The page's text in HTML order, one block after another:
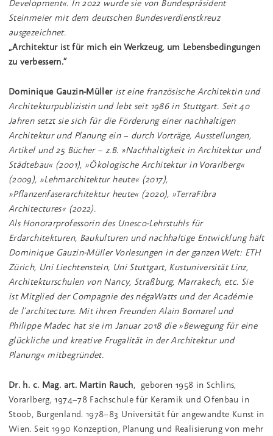
Development«. In 2022 wurde sie von Bundespräsident
Steinmeier mit dem deutschen Bundesverdienstkreuz
ausgezeichnet.
„Architektur ist für mich ein Werkzeug, um Lebensbedingungen
zu verbessern.“
Dominique Gauzin-Müllerist eine französische Architektin und
Architekturpublizistin und lebt seit 1986 in Stuttgart. Seit 40
Jahren setzt sie sich für die Förderung einer nachhaltigen
Architektur und Planung ein − durch Vorträge, Ausstellungen,
Artikel und 25 Bücher − z.B. »Nachhaltigkeit in Architektur und
Städtebau« (2001), »Ökologische Architektur in Vorarlberg«
(2009), »Lehmarchitektur heute« (2017),
»Pflanzenfaserarchitektur heute« (2020), »TerraFibra
Architectures« (2022).
Als Honorarprofessorin des Unesco-Lehrstuhls für
Erdarchitekturen, Baukulturen und nachhaltige Entwicklung hält
Dominique Gauzin-Müller Vorlesungen in der ganzen Welt: ETH
Zürich, Uni Liechtenstein, Uni Stuttgart, Kustuniversität Linz,
Architekturschulen von Nancy, Straßburg, Marrakech, etc. Sie
ist Mitglied der Compagnie des négaWatts und der Académie
de l‘architecture. Mit ihren Freunden Alain Bornarel und
Philippe Madec hat sie im Januar 2018 die »Bewegung für eine
glückliche und kreative Frugalität in der Architektur und
Planung« mitbegründet.
Dr. h. c. Mag. art. Martin Rauch, geboren 1958 in Schlins,
Vorarlberg, 1974−78 Fachschule für Keramik und Ofenbau in
Stoob, Burgenland. 1978−83 Universität für angewandte Kunst in
Wien. Seit 1990 Konzeption, Planung und Realisierung von mehr